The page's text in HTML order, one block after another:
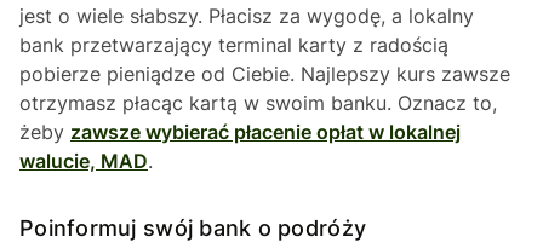
jest o wiele słabszy. Płacisz za wygodę, a lokalny
bank przetwarzający terminal karty z radością
pobierze pieniądze od Ciebie. Najlepszy kurs zawsze
otrzymasz płacąc kartą w swoim banku. Oznacz to,
żeby zawsze wybierać płacenie opłat w lokalnej
walucie, MAD.
Poinformuj swój bank o podróży